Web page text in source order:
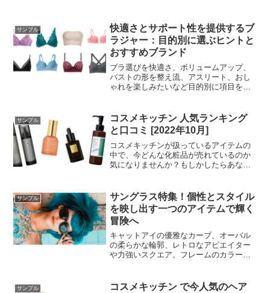
サンプル
快適さとサポート性を提供するブ
ラジャー：目的別に選ぶヒントと
おすすめブランド
ブラ選びを快適さ、ボリュームアップ、
バストの形を整え流、アスリート、おし
ゃれを楽しみたいなど目的別に項目を分
サンプル
コスメキッチン 人気ランキング
と口コミ [2022年10月]
コスメキッチンが扱っているアイテムの
中で、今どんな化粧品が売れているのか
気になりませんか？もしかしたらあなた
は別問題ですが、新しいチャレンジで試
しに使ってみるのもいいかも。
サンプル
サングラス特集！個性とスタイル
を映し出す一つのアイテムで輝く
冒険へ
キャットアイの優雅なカーブ、オーバル
の柔らかな輪郭、レトロなアビエイター
や力強いスクエア。フレームのカラーブ
サンプル
コスメキッチン で今人気のヘア